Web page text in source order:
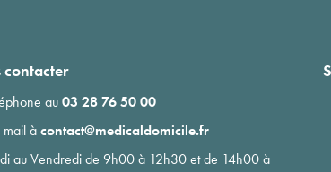
contacter
au03 28 76 50 00
àcontact@medicaldomicile.fr
au Vendredi de 9h00 à 12h30 et de 14h00 à